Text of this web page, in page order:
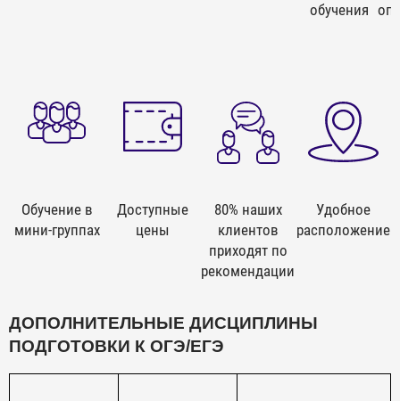
обучения
Обучение в
мини-группах
Доступные
цены
80% наших
клиентов
приходят по
рекомендации
Удобное
расположение
ДОПОЛНИТЕЛЬНЫЕ ДИСЦИПЛИНЫ
ПОДГОТОВКИ К ОГЭ/ЕГЭ